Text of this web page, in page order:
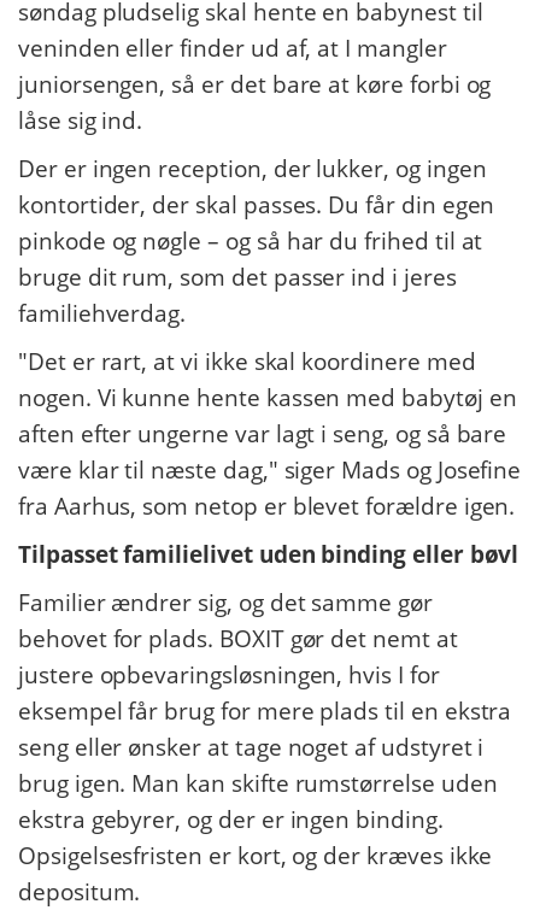
søndag pludselig skal hente en babynest til
veninden eller finder ud af, at I mangler
juniorsengen, så er det bare at køre forbi og
låse sig ind.
Der er ingen reception, der lukker, og ingen
kontortider, der skal passes. Du får din egen
pinkode og nøgle – og så har du frihed til at
bruge dit rum, som det passer ind i jeres
familiehverdag.
"Det er rart, at vi ikke skal koordinere med
nogen. Vi kunne hente kassen med babytøj en
aften efter ungerne var lagt i seng, og så bare
være klar til næste dag," siger Mads og Josefine
fra Aarhus, som netop er blevet forældre igen.
Tilpasset familielivet uden binding eller bøvl
Familier ændrer sig, og det samme gør
behovet for plads. BOXIT gør det nemt at
justere opbevaringsløsningen, hvis I for
eksempel får brug for mere plads til en ekstra
seng eller ønsker at tage noget af udstyret i
brug igen. Man kan skifte rumstørrelse uden
ekstra gebyrer, og der er ingen binding.
Opsigelsesfristen er kort, og der kræves ikke
depositum.